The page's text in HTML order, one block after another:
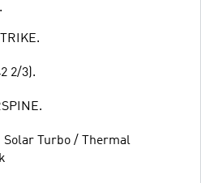
2/3).
Turbo / Thermal